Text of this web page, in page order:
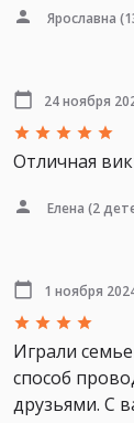
Ярославна
24 ноября
Отличная
Елена (2
1 ноября
Играли
способ
друзьями. С